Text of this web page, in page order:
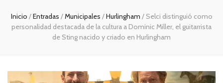
(rosca)
política
Inicio /Entradas /Municipales /Hurlingham / Selci distinguió como
personalidad destacada de la cultura a Dominic Miller, el guitarrista
de Sting nacido y criado en Hurlingham